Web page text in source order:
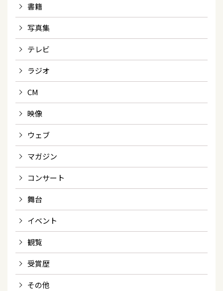
書籍
写真集
テレビ
ラジオ
CM
映像
ウェブ
マガジン
コンサート
舞台
イベント
観覧
受賞歴
その他